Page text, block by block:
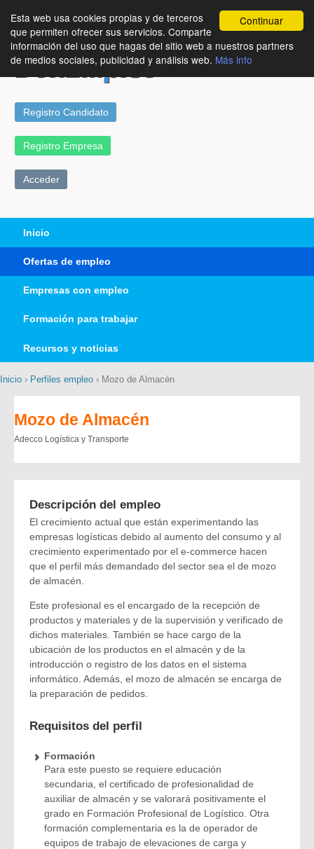
Continuar
Esta web usa cookies propias y de terceros
que permiten ofrecer sus servicios. Comparte
información del uso que hagas del sitio web a nuestros partners
de medios sociales, publicidad y análisis web. Más info
Registro Candidato
Registro Empresa
Acceder
Inicio
Ofertas de empleo
Empresas con empleo
Formación para trabajar
Recursos y noticias
Inicio › Perfiles empleo › Mozo de Almacén
Mozo de Almacén
Adecco Logística y Transporte
Descripción del empleo
El crecimiento actual que están experimentando las
empresas logísticas debido al aumento del consumo y al
crecimiento experimentado por el e-commerce hacen
que el perfil más demandado del sector sea el de mozo
de almacén.
Este profesional es el encargado de la recepción de
productos y materiales y de la supervisión y verificado de
dichos materiales. También se hace cargo de la
ubicación de los productos en el almacén y de la
introducción o registro de los datos en el sistema
informático. Además, el mozo de almacén se encarga de
la preparación de pedidos.
Requisitos del perfil
Formación
Para este puesto se requiere educación
secundaria, el certificado de profesionalidad de
auxiliar de almacén y se valorará positivamente el
grado en Formación Profesional de Logístico. Otra
formación complementaria es la de operador de
equipos de trabajo de elevaciones de carga y